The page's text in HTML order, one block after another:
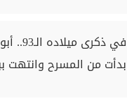
في ذكرى
بدأت من المسرح وانتهت